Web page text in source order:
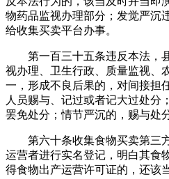
物药品监视办理部分；发觉严沉
给收集买卖平台办事。
第一百三十五条违反本法，
视办理、卫生行政、质量监视、
一，形成不良后果的，对间接担
人员赐与、记过或者记大过处分
罢免处分；情节严沉的，赐与处
第六十条收集食物买卖第三
运营者进行实名登记，明白其食
得食物出产运营许可证的，还该